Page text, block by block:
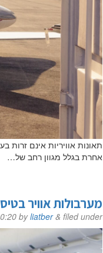
תאונות אוויריות אינם
אחרת בגלל מגוון רחב של…
מערבולות אוויר
byliatber & filed under